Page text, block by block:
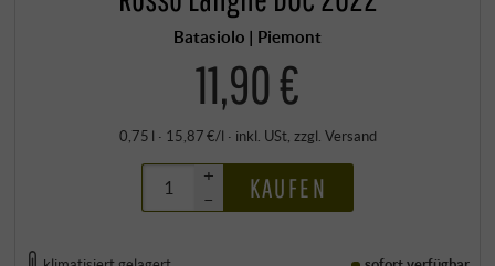
Batasiolo | Piemont
11,90 €
0,75 l · 15,87 €/l · inkl. USt, zzgl. Versand
+
–
KAUFEN